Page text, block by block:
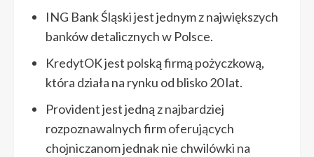
ING Bank Śląski jest jednym z największych
banków detalicznych w Polsce.
KredytOK jest polską firmą pożyczkową,
która działa na rynku od blisko 20 lat.
Provident jest jedną z najbardziej
rozpoznawalnych firm oferujących
chojniczanom jednak nie chwilówki na